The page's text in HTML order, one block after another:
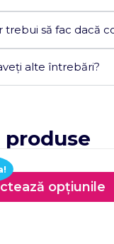
trebui să fac dacă
alte întrebări?
opțiunile